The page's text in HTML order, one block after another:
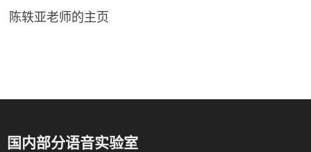
陈轶亚老师的主页
国内部分语音实验室